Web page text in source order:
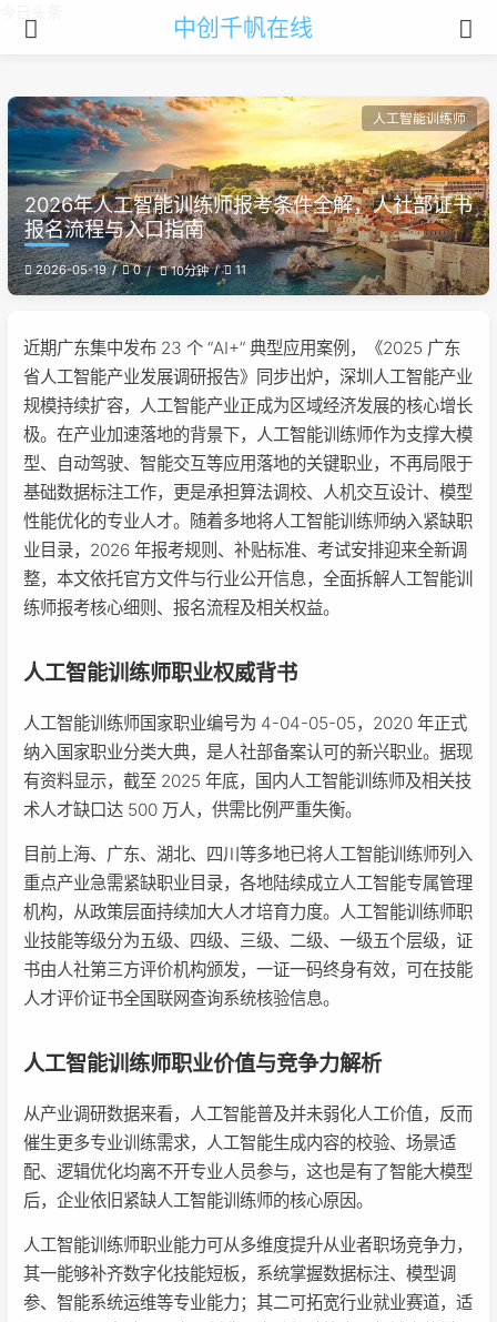
中创千帆在线
人工智能训练师
2026年人工智能训练师报考条件全解，人社部证书
报名流程与入口指南
2026-05-19 0 10分钟 11
近期广东集中发布 23 个 “AI+” 典型应用案例，《2025 广东
省人工智能产业发展调研报告》同步出炉，深圳人工智能产业
规模持续扩容，人工智能产业正成为区域经济发展的核心增长
极。在产业加速落地的背景下，人工智能训练师作为支撑大模
型、自动驾驶、智能交互等应用落地的关键职业，不再局限于
基础数据标注工作，更是承担算法调校、人机交互设计、模型
性能优化的专业人才。随着多地将人工智能训练师纳入紧缺职
业目录，2026 年报考规则、补贴标准、考试安排迎来全新调
整，本文依托官方文件与行业公开信息，全面拆解人工智能训
练师报考核心细则、报名流程及相关权益。
人工智能训练师职业权威背书
人工智能训练师国家职业编号为 4-04-05-05，2020 年正式
纳入国家职业分类大典，是人社部备案认可的新兴职业。据现
有资料显示，截至 2025 年底，国内人工智能训练师及相关技
术人才缺口达 500 万人，供需比例严重失衡。
目前上海、广东、湖北、四川等多地已将人工智能训练师列入
重点产业急需紧缺职业目录，各地陆续成立人工智能专属管理
机构，从政策层面持续加大人才培育力度。人工智能训练师职
业技能等级分为五级、四级、三级、二级、一级五个层级，证
书由人社第三方评价机构颁发，一证一码终身有效，可在技能
人才评价证书全国联网查询系统核验信息。
人工智能训练师职业价值与竞争力解析
从产业调研数据来看，人工智能普及并未弱化人工价值，反而
催生更多专业训练需求，人工智能生成内容的校验、场景适
配、逻辑优化均离不开专业人员参与，这也是有了智能大模型
后，企业依旧紧缺人工智能训练师的核心原因。
人工智能训练师职业能力可从多维度提升从业者职场竞争力，
其一能够补齐数字化技能短板，系统掌握数据标注、模型调
参、智能系统运维等专业能力；其二可拓宽行业就业赛道，适